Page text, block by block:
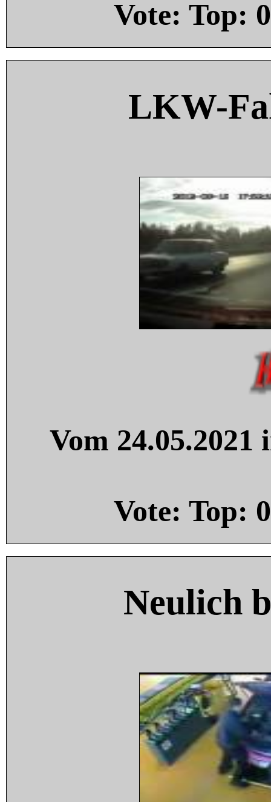
Vote: Top: 0
LKW-
Vom
Vote: Top: 0
Neulich